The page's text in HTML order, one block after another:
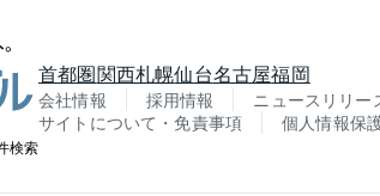
検索
首都圏関西札幌仙台名古屋福岡
会社情報 採用情報 ニュースリリー
サイトについて・免責事項
個人情報保